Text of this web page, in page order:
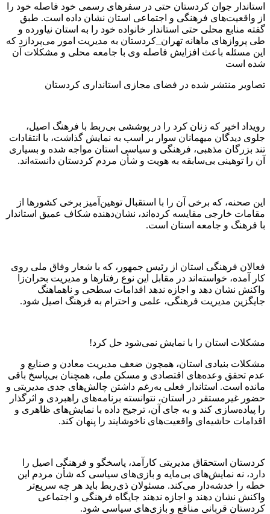
استاندار جوان کردستان حتی در سفرهای رسمی خود فاصله خود را
از واقعیت‌های فرهنگی و اجتماعی استان نشان داده است. طبق
گفته منابع محلی حتی استاندار خانواده خود را به استان نیاورده و
طی پروازهای ماهانه تهران_کردستان به مدیریت امور می‌پردازد که
این مسئله باعث افزایش فاصله وی با جامعه محلی و مشکلات آن
شده است
تصاویر منتشر شده در فضای مجازی استانداری کردستان
رویداد اخیر که زنان کرد را در پوششی بی‌ربط با فرهنگ اصیل،
جلوی دیدگان میهمانان سوار بر اسب به نمایش گذاشت، با انتقادات
تند بزرگان مذهبی، فرهنگی و سیاسی استان مواجه شده و بسیاری
آن را توهینی بی‌سابقه به هویت و شأن مردم کردستان دانسته‌اند.
این صحنه، که برخی آن را با استقبال توهین‌آمیز برخی کشورها از
مقامات خارجی مقایسه کرده‌اند، نشان‌دهنده شکاف عمیق استاندار
با فرهنگ و جامعه استان است.
فعالان فرهنگی استان از رئیس جمهور، که با شعار وفاق ملی روی
کار آمده، خواسته‌اند در مقابل این نوع رفتارها و مدیریت بحران‌زا
واکنش نشان دهد و اجازه ندهد اقدامات سطحی و ناهماهنگ
جایگزین مدیریت فرهنگی، علمی و احترام به فرهنگ اصیل شود.
مشکلات استان را با نمایش نمی‌شود حل کرد!
مشکلات بنیادی استان، همچون ضعف مدیریت معادن و صنایع و
عدم تحقق وعده‌های اقتصادی و مسکن ملی، همچنان بی‌پاسخ باقی
مانده است. استاندار فعلی به‌رغم داشتن چالش‌های جدی مدیریتی و
حضور غیرمستقر در استان، نتوانسته برنامه‌های راهبردی و اثرگذار
را پیاده‌سازی کند و به جای آن، ترجیح داده با نمایش‌های ظاهری و
اقدامات حاشیه‌ای واقعیت‌های ناخوشایند را پنهان کند.
کردستان استحقاق مدیریتی کارآمد، پاسخگو و فرهنگی اصیل را
دارد، نه نمایش‌های بی‌مایه و بازی‌های سیاسی که شأن مردم این
خطه را خدشه‌دار می‌کند. مسئولان ذی‌ربط باید هر چه سریع‌تر
واکنش نشان دهند و اجازه ندهند جایگاه فرهنگی و اجتماعی
کردستان قربانی منافع و بازی‌های سیاسی شود.